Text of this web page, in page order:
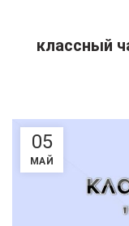
классный
05
МАЙ